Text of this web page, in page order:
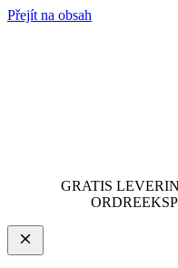
Přejít na obsah
GRATIS